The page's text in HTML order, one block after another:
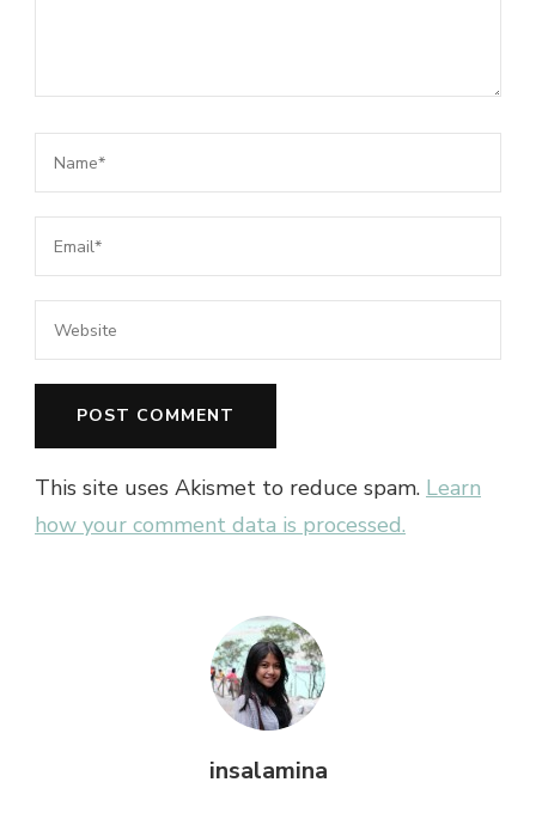
This site uses Akismet to reduce spam. Learn
how your comment data is processed.
insalamina